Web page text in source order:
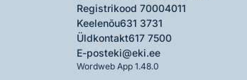
Registrikood 70004011
Keelenõu631 3731
Üldkontakt617 7500
E-posteki@eki.ee
Wordweb App 1.48.0